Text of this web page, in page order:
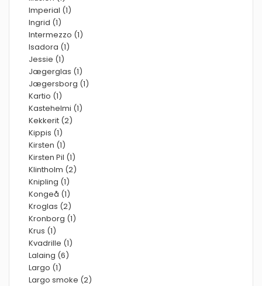
Imperial (1)
Ingrid (1)
Intermezzo (1)
Isadora (1)
Jessie (1)
Jægerglas (1)
Jægersborg (1)
Kartio (1)
Kastehelmi (1)
Kekkerit (2)
Kippis (1)
Kirsten (1)
Kirsten Pil (1)
Klintholm (2)
Knipling (1)
Kongeå (1)
Kroglas (2)
Kronborg (1)
Krus (1)
Kvadrille (1)
Lalaing (6)
Largo (1)
Largo smoke (2)